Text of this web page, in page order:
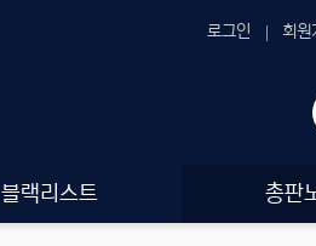
로그인 회원
블랙리스트 총판